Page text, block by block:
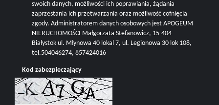
swoich danych, możliwości ich poprawiania, żądania
zaprzestania ich przetwarzania oraz możliwość cofnięcia
zgody. Administratorem danych osobowych jest APOGEUM
NIERUCHOMOŚCI Małgorzata Stefanowicz, 15-404
Białystok ul. Młynowa 40 lokal 7, ul. Legionowa 30 lok 108,
tel.504046274, 857424016
Kod zabezpieczający